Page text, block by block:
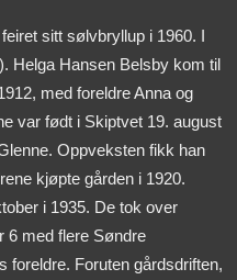
sitt sølvbryllup i 1960. I
Helga Hansen Belsby kom til
med foreldre Anna og
var født i Skiptvet 19. august
Oppveksten fikk han
kjøpte gården i 1920.
i 1935. De tok over
6 med flere Søndre
foreldre. Foruten gårdsdriften,